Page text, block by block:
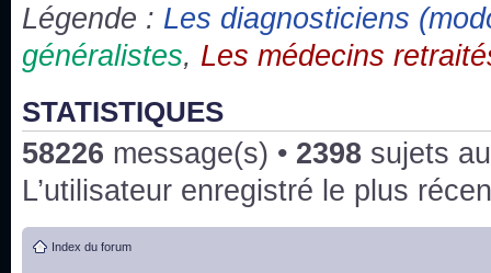
Un peu de ménage, spams supprimés. Depuis
chaines françaises diffusent House, HD1 et
3x24 Human Error mais je suis pas sur
Bonjour j'aimerais que l'on m'aide à trouver un
qu'une personne fait un arrêt cardiaque mais
:he:
Légende : Les diagnosticiens
généralistes, Les médecins
STATISTIQUES
58226 message(s) • 2398 sujets
L’utilisateur enregistré le plus
Index du forum